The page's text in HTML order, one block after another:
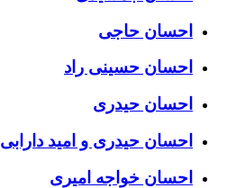
احسان حاجی
احسان حسینی راد
احسان حیدری
احسان حیدری و امید دارابی
احسان خواجه امیری